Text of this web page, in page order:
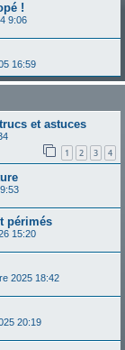
!
9:06
16:59
et astuces
1 2 3 4
périmés
15:20
2025 18:42
20:19